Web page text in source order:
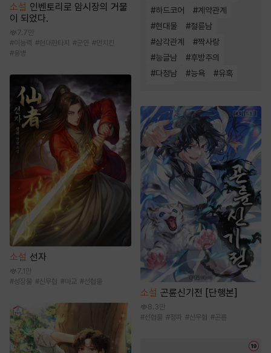
소설 인벤토리로 암시장의 거물
이 되었다.
7.7만
#이능력 #현대판타지 #군인 #먼치킨
# 용병
소설 선자
7.1만
#성장물 #신무협 #마교 #선협물
#하드코어 #계약관계
#현대물 #절륜남
#삼각관계 #짝사랑
#능글남 #후방주의
#다정남 #능욕 #유혹
소설 곤륜신기전 [단행본]
8.3만
#선협물 #정파 #신무협 #곤륜